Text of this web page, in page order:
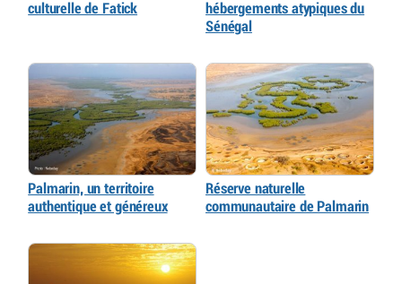
culturelle de Fatick
hébergements atypiques du
Sénégal
Palmarin, un territoire
authentique et généreux
Réserve naturelle
communautaire de Palmarin